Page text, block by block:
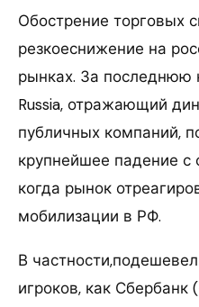
Обострение торговых
резкоеснижение на
рынках. За последнюю
Russia, отражающий
публичных компаний,
крупнейшее падение с
когда рынок
мобилизации в РФ.
В
игроков, как Сбербанк